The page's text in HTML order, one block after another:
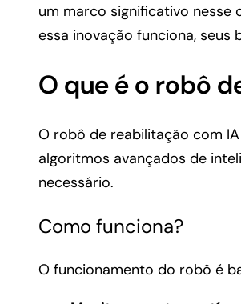
um marco significativo nesse
essa inovação funciona,
O que é o robô
O robô de reabilitação com
algoritmos avançados de
necessário.
Como funciona?
O funcionamento do robô é